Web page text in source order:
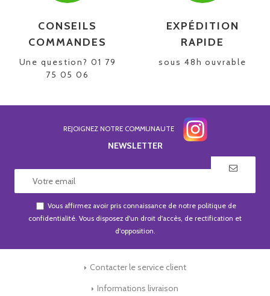
CONSEILS
COMMANDES
Une question? 01 79
75 05 06
EXPÉDITION
RAPIDE
sous 48h ouvrable
REJOIGNEZ NOTRE COMMUNAUTE
NEWSLETTER
Vous affirmez avoir pris connaissance de notre politique de
confidentialité. Vous disposez d'un droit d'accès, de rectification et
d'opposition.
Contacter le service client
Informations livraison